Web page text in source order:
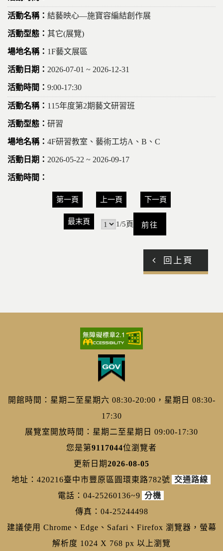
結藝映心—施寶容編結創作展
其它(展覽)
1F藝文展區
2026-07-01 ~ 2026-12-31
9:00-17:30
115年度第2期藝文研習班
研習
4F研習教室、藝術工坊A、B、C
2026-05-22 ~ 2026-09-17
第一頁 上一頁 下一頁
最末頁 1/5頁
回上頁
開館時間：星期二至星期六 08:30-20:00，星期日 08:30-
17:30
展覽室開放時間：星期二至星期日 09:00-17:30
您是第9117044位瀏覽者
更新日期2026-08-05
地址：420216臺中市豐原區圓環東路782號 交通路線
電話：04-25260136~9 分機
傳真：04-25244498
建議使用 Chrome、Edge、Safari、Firefox 瀏覽器，螢幕
解析度 1024 X 768 px 以上瀏覽